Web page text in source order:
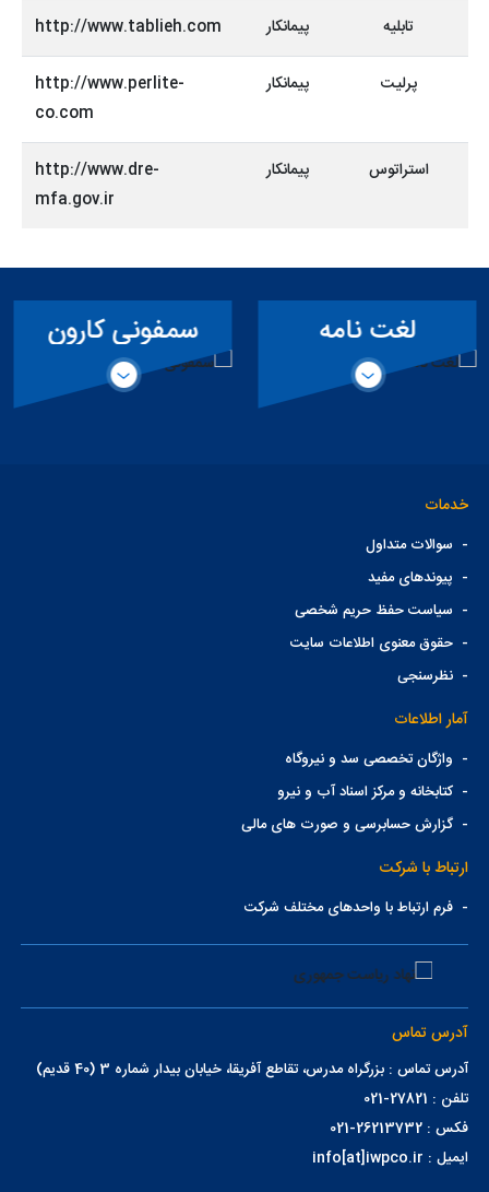
تابلیه پیمانکار http://www.tablieh.com
پرلیت پیمانکار
http://www.perlite-
co.com
استراتوس پیمانکار
http://www.dre-
mfa.gov.ir
لغت نامه
تخصصی سد
سمفونی کارون
خدمات
- سوالات متداول
- پیوندهای مفید
- سیاست حفظ حریم شخصی
-حقوق معنوی اطلاعات سایت
-نظرسنجی
آمار اطلاعات
- واژگان تخصصی سد و نیروگاه
-کتابخانه و مرکز اسناد آب و نیرو
-گزارش حسابرسی و صورت های مالی
ارتباط با شرکت
-فرم ارتباط با واحدهای مختلف شرکت
آدرس تماس
آدرس تماس : بزرگراه مدرس، تقاطع آفریقا، خیابان بیدار شماره 3 (40 قدیم)
تلفن : 27821-021
فکس : 26213732-021
ایمیل : info[at]iwpco.ir